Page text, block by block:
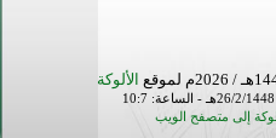
الألوكة
إلى متصفح الويب